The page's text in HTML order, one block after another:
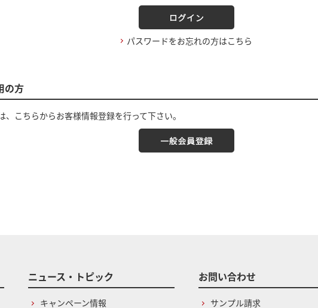
パスワードをお忘れの方はこちら
の方
、こちらからお客様情報登録を行って下さい。
ニュース・トピック
キャンペーン情報
お問い合わせ
サンプル請求